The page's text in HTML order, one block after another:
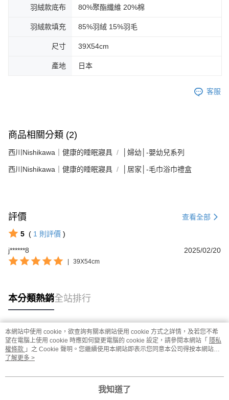
羽絨款底布 80%聚酯纖維 20%棉
羽絨款填充 85%羽絨 15%羽毛
尺寸 39X54cm
產地 日本
客服
商品相關分類 (2)
西川Nishikawa｜健康的睡眠寢具 │婦幼│-嬰幼兒系列
西川Nishikawa｜健康的睡眠寢具 │居家│-毛巾浴巾禮盒
評價 查看全部
5 ( 1 則評價 )
j******8
2025/02/20
| 39X54cm
本分類熱銷全站排行
熱門標籤
本網站中使用 cookie，欲查詢有關本網站使用 cookie 方式之詳情，及若您不希
望在電腦上使用 cookie 時應如何變更電腦的 cookie 設定，請參閱本網站「 隱私
權條款 」之 Cookie 聲明。您繼續使用本網站即表示您同意本公司得按本網站使
用條款之 Cookie 聲明使用 cookie。
了解更多 >
我知道了